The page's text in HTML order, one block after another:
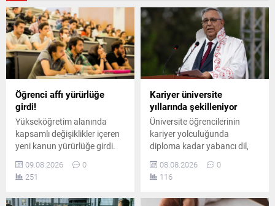
Öğrenci affı yürürlüğe
girdi!
Yükseköğretim alanında
kapsamlı değişiklikler içeren
yeni kanun yürürlüğe girdi.
Düzenlemeyle öğrenci affı,
azami öğrenim süresi,
akademik disiplin, öğretim
09.08.2026
0
251
Kariyer üniversite
yıllarında şekilleniyor
Üniversite öğrencilerinin
kariyer yolculuğunda
diploma kadar yabancı dil,
teknoloji bilgisi, staj ve
uygulamalı deneyimin de
belirleyici olduğunu belirten
08.08.2026
0
116